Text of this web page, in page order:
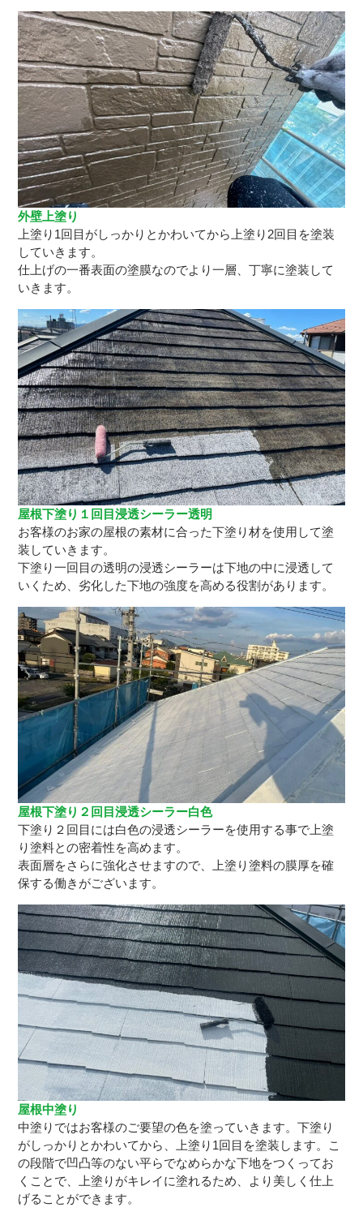
外壁上塗り
上塗り1回目がしっかりとかわいてから上塗り2回目を塗装
していきます。
仕上げの一番表面の塗膜なのでより一層、丁寧に塗装して
いきます。
屋根下塗り１回目浸透シーラー透明
お客様のお家の屋根の素材に合った下塗り材を使用して塗
装していきます。
下塗り一回目の透明の浸透シーラーは下地の中に浸透して
いくため、劣化した下地の強度を高める役割があります。
屋根下塗り２回目浸透シーラー白色
下塗り２回目には白色の浸透シーラーを使用する事で上塗
り塗料との密着性を高めます。
表面層をさらに強化させますので、上塗り塗料の膜厚を確
保する働きがございます。
屋根中塗り
中塗りではお客様のご要望の色を塗っていきます。下塗り
がしっかりとかわいてから、上塗り1回目を塗装します。こ
の段階で凹凸等のない平らでなめらかな下地をつくってお
くことで、上塗りがキレイに塗れるため、より美しく仕上
げることができます。